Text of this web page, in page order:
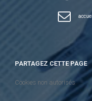
accueil
PARTAGEZ CETTE PAGE
Cookies non autorisés